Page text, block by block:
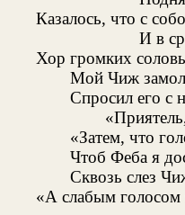
Казалось, что с
И в
Хор громких
Мой Чиж
Спросил его с
«Затем, что
Чтоб Феба я
Сквозь слез
«А слабым голосом